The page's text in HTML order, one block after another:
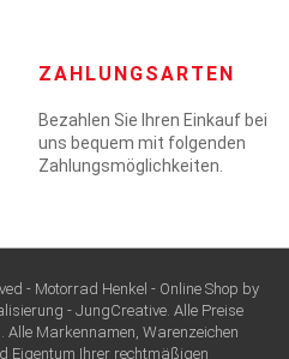
ZAHLUNGSARTEN
Bezahlen Sie Ihren Einkauf bei
uns bequem mit folgenden
Zahlungsmöglichkeiten.
- Motorrad Henkel - Online Shop by
- JungCreative . Alle Preise
Markennamen, Warenzeichen
Eigentum Ihrer rechtmäßigen